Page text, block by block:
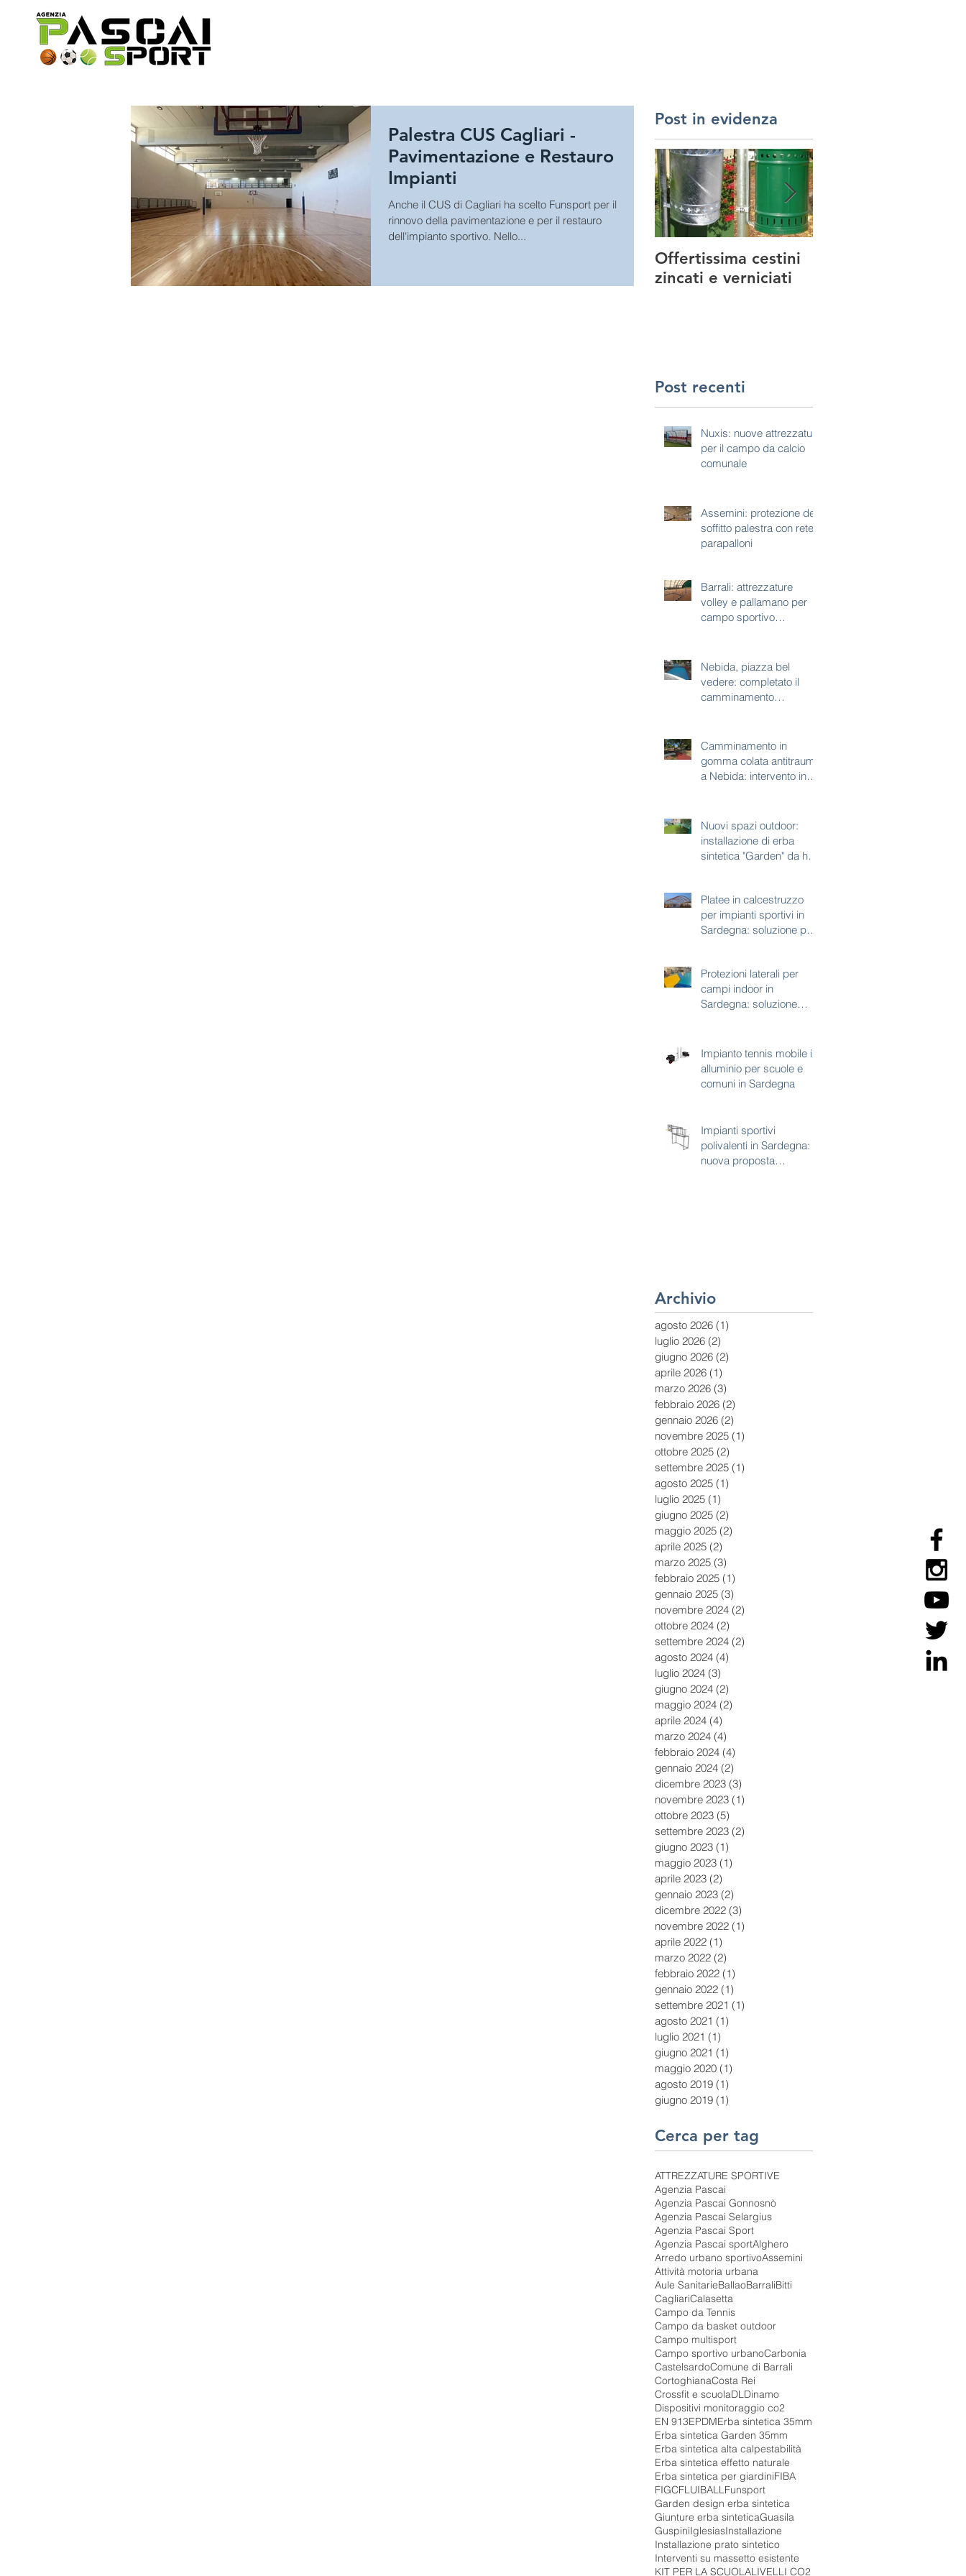
Palestra CUS Cagliari -
Pavimentazione e Restauro
Impianti
Anche il CUS di Cagliari ha scelto Funsport per il
rinnovo della pavimentazione e per il restauro
dell'impianto sportivo. Nello...
Post in evidenza
Offertissima cestini
zincati e verniciati
Post recenti
Nuxis: nuove attrezzature
per il campo da calcio
comunale
Assemini: protezione del
soffitto palestra con rete
parapalloni
Barrali: attrezzature
volley e pallamano per
campo sportivo
Nebida, piazza bel
vedere: completato il
camminamento
Camminamento in
gomma colata antitrauma
a Nebida: intervento in
Nuovi spazi outdoor:
installazione di erba
sintetica "Garden" da h35
Platee in calcestruzzo
per impianti sportivi in
Sardegna: soluzione per
Protezioni laterali per
campi indoor in
Sardegna: soluzione
Impianto tennis mobile in
alluminio per scuole e
comuni in Sardegna
Impianti sportivi
polivalenti in Sardegna:
nuova proposta
Archivio
agosto 2026 (1)
luglio 2026 (2)
giugno 2026 (2)
aprile 2026 (1)
marzo 2026 (3)
febbraio 2026 (2)
gennaio 2026 (2)
novembre 2025 (1)
ottobre 2025 (2)
settembre 2025 (1)
agosto 2025 (1)
luglio 2025 (1)
giugno 2025 (2)
maggio 2025 (2)
aprile 2025 (2)
marzo 2025 (3)
febbraio 2025 (1)
gennaio 2025 (3)
novembre 2024 (2)
ottobre 2024 (2)
settembre 2024 (2)
agosto 2024 (4)
luglio 2024 (3)
giugno 2024 (2)
maggio 2024 (2)
aprile 2024 (4)
marzo 2024 (4)
febbraio 2024 (4)
gennaio 2024 (2)
dicembre 2023 (3)
novembre 2023 (1)
ottobre 2023 (5)
settembre 2023 (2)
giugno 2023 (1)
maggio 2023 (1)
aprile 2023 (2)
gennaio 2023 (2)
dicembre 2022 (3)
novembre 2022 (1)
aprile 2022 (1)
marzo 2022 (2)
febbraio 2022 (1)
gennaio 2022 (1)
settembre 2021 (1)
agosto 2021 (1)
luglio 2021 (1)
giugno 2021 (1)
maggio 2020 (1)
agosto 2019 (1)
giugno 2019 (1)
Cerca per tag
ATTREZZATURE SPORTIVE
Agenzia Pascai
Agenzia Pascai Gonnosnò
Agenzia Pascai Selargius
Agenzia Pascai Sport
Agenzia Pascai sportAlghero
Arredo urbano sportivoAssemini
Attività motoria urbana
Aule SanitarieBallaoBarraliBitti
CagliariCalasetta
Campo da Tennis
Campo da basket outdoor
Campo multisport
Campo sportivo urbanoCarbonia
CastelsardoComune di Barrali
CortoghianaCosta Rei
Crossfit e scuolaDLDinamo
Dispositivi monitoraggio co2
EN 913EPDMErba sintetica 35mm
Erba sintetica Garden 35mm
Erba sintetica alta calpestabilità
Erba sintetica effetto naturale
Erba sintetica per giardiniFIBA
FIGCFLUIBALLFunsport
Garden design erba sintetica
Giunture erba sinteticaGuasila
GuspiniIglesiasInstallazione
Installazione prato sintetico
Interventi su massetto esistente
KIT PER LA SCUOLALIVELLI CO2